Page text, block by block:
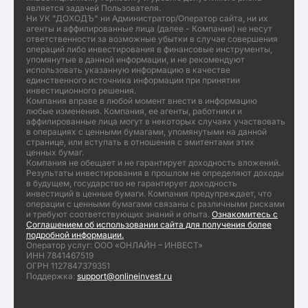
является задачей Пользователя.
Ни УК "ДОХОДЪ" ни Администратор/Оператор сайта, ни их
агенты и аффилированные лица (далее - Компания) не несут
ответственности за возможные убытки в случае совершения
операций либо инвестирования в финансовые инструменты,
упомянутые в данной информации, и не рекомендуют
использовать указанную информацию в качестве
единственного источника информации при принятии
инвестиционного решения.
Компания вправе в любой момент внести в информацию
любые изменения. Компания, ее агенты, работники и
аффилированные лица могут в некоторых случаях участвовать
в операциях с ценными бумагами, упомянутыми на данной
странице, или вступать в отношения с эмитентами этих
ценных бумаг.
Компания не обещает и не гарантирует доходность вложений.
Результаты инвестирования в прошлом не определяют доходы
в будущем, государство не гарантирует доходность
инвестиций в ценные бумаги. Компания предупреждает, что
операции с ценными бумагами связаны с различными рисками
и требуют соответствующих знаний и опыта. Ознакомитесь с
Соглашением об использовании сайта для получения более
подробной информации.
Оператор услуг: ООО «ОНЛАЙН – ИНВЕСТ»
ИНН 7841467519
ОГРН 1127847379351
Поддержка: support@onlineinvest.ru